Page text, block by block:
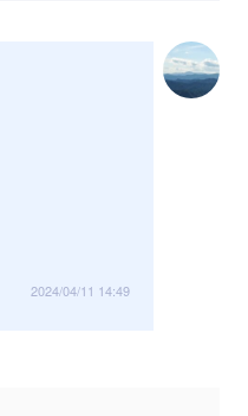
2024/04/11 14:49